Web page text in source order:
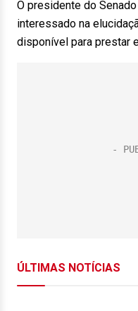
O presidente do
interessado na
disponível para prestar